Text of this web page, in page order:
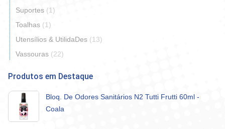
Suportes (1)
Toalhas (1)
Utensílios & UtilidaDes (13)
Vassouras (22)
Produtos em Destaque
Bloq. De Odores Sanitários N2 Tutti Frutti 60ml -
Coala